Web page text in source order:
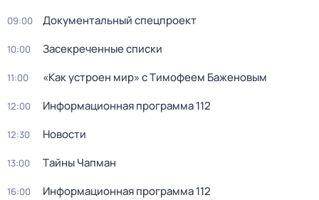
09:00 Документальный спецпроект
10:00 Заcекрeченные списки
11:00 «Как устроен мир» с Тимофеем Баженовым
12:00 Информационная программа 112
12:30 Новости
13:00 Тaйны Чапман
16:00 Информационная программа 112